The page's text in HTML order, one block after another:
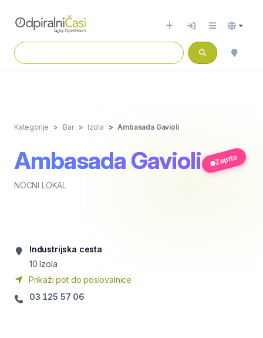
Kategorije Bar Izola Ambasada Gavioli
Ambasada Gavioli
NOCNI LOKAL
Zaprto
Industrijska cesta
10 Izola
Prikaži pot do poslovalnice
03 125 57 06